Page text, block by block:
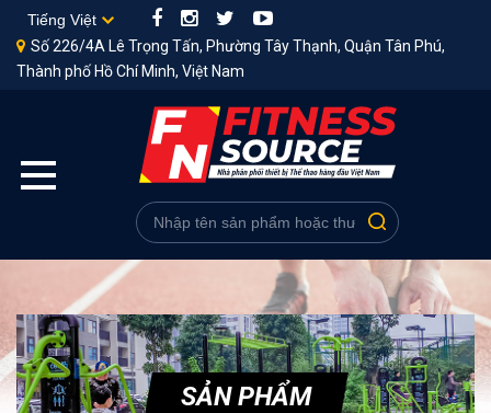
Số 226/4A Lê Trọng Tấn, Phường Tây Thạnh, Quận Tân Phú,
Thành phố Hồ Chí Minh, Việt Nam
SẢN PHẨM